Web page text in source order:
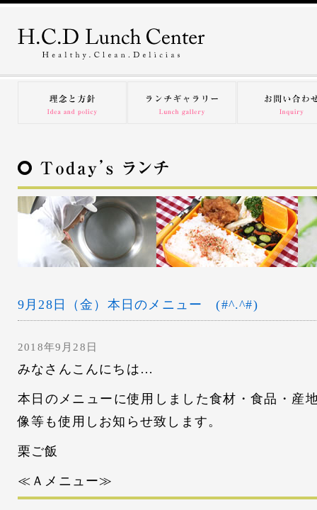
9月28日（金）本日のメニュー (#^.^#)
2018年9月28日
みなさんこんにちは…
本日のメニューに使用しました食材・食品・産
像等も使用しお知らせ致します。
栗ご飯
≪Ａメニュー≫